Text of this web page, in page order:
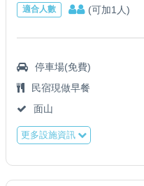
適合人數
(可加1人)
停車場(免費)
民宿現做早餐
面山
更多設施資訊